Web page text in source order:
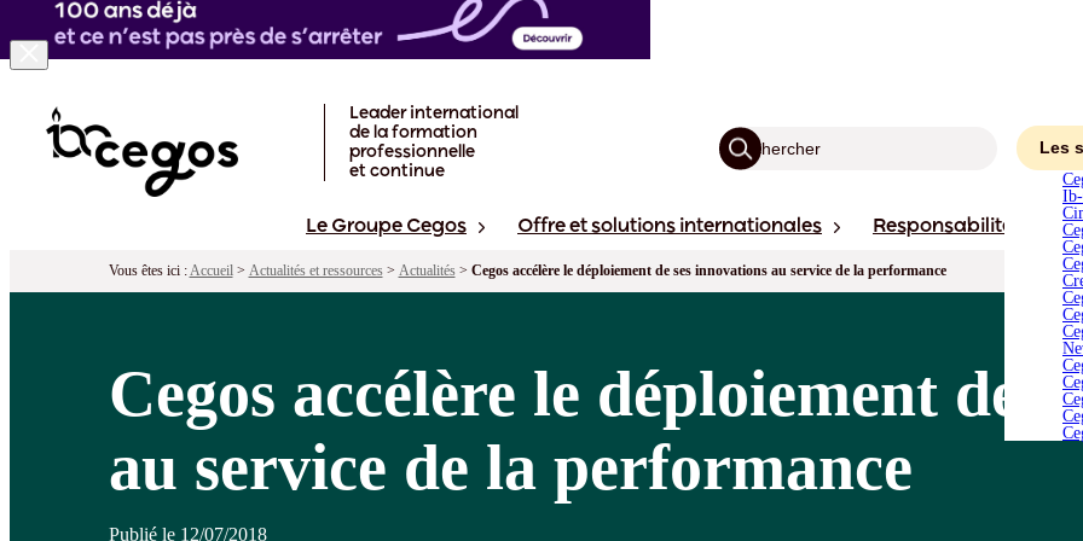
Leader international
de la formation
professionnelle
et continue
Les
Le Groupe Cegos Offre et solutions internationales Responsabilité
Vous êtes ici :Accueil> Actualités et ressources> Actualités> Cegos accélère le déploiement de ses innovations au service de la performance
Cegos accélère le déploiement de
au service de la performance
Publié le 12/07/2018